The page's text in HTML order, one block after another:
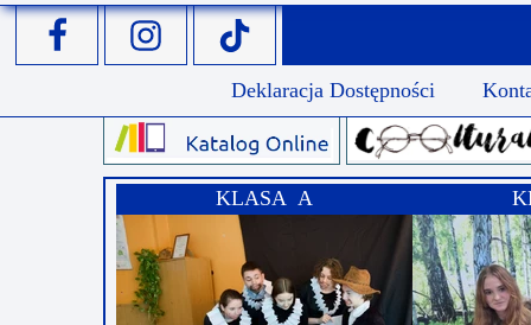
KLASA A
Deklaracja Dostępności